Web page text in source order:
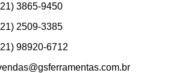
3865-9450
2509-3385
98920-6712